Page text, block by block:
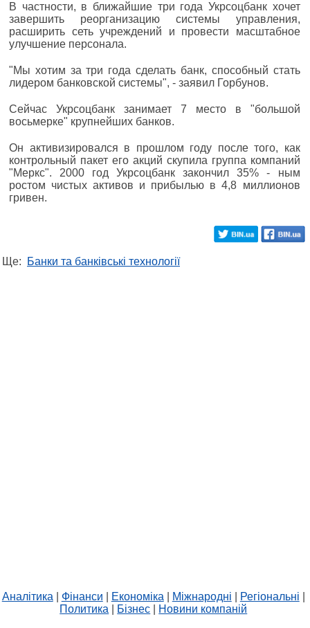
В частности, в ближайшие три года Укрсоцбанк хочет
завершить реорганизацию системы управления,
расширить сеть учреждений и провести масштабное
улучшение персонала.
"Мы хотим за три года сделать банк, способный стать
лидером банковской системы", - заявил Горбунов.
Сейчас Укрсоцбанк занимает 7 место в "большой
восьмерке" крупнейших банков.
Он активизировался в прошлом году после того, как
контрольный пакет его акций скупила группа компаний
"Меркс". 2000 год Укрсоцбанк закончил 35% - ным
ростом чистых активов и прибылью в 4,8 миллионов
гривен.
Ще: Банки та банківські технології
Аналітика Фінанси Економіка Міжнародні Регіональні
Политика
Бізнес Новини компаній